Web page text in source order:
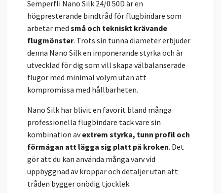
Semperfli Nano Silk 24/0 50D är en
högpresterande bindtråd för flugbindare som
arbetar med små och tekniskt krävande
flugmönster. Trots sin tunna diameter erbjuder
denna Nano Silk en imponerande styrka och är
utvecklad för dig som vill skapa välbalanserade
flugor med minimal volym utan att
kompromissa med hållbarheten.
Nano Silk har blivit en favorit bland många
professionella flugbindare tack vare sin
kombination avextrem styrka, tunn profil och
förmågan att lägga sig platt på kroken. Det
gör att du kan använda många varv vid
uppbyggnad av kroppar och detaljer utan att
tråden bygger onödig tjocklek.